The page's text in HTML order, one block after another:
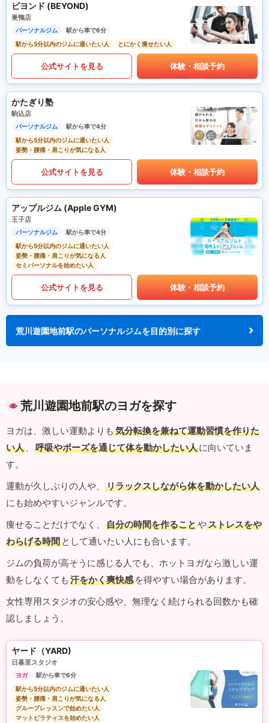
ビヨンド (BEYOND)
巣鴨店
パーソナルジム
駅から車で6分
駅から5分以内のジムに通いたい人
とにかく痩せたい人
公式サイトを見る 体験・相談予約
かたぎり塾
駒込店
パーソナルジム
駅から車で4分
駅から5分以内のジムに通いたい人
姿勢・腰痛・肩こりが気になる人
公式サイトを見る 体験・相談予約
アップルジム (Apple GYM)
王子店
パーソナルジム
駅から車で4分
駅から5分以内のジムに通いたい人
姿勢・腰痛・肩こりが気になる人
セミパーソナルを始めたい人
公式サイトを見る 体験・相談予約
荒川遊園地前駅のパーソナルジムを目的別に探す
荒川遊園地前駅のヨガを探す
ヨガは、激しい運動よりも 気分転換を兼ねて運動習慣を作りた
い人 、 呼吸やポーズを通じて体を動かしたい人に向いていま
す。
運動が久しぶりの人や、
リラックスしながら体を動かしたい人
にも始めやすいジャンルです。
痩せることだけでなく、
自分の時間を作ることやストレスをや
わらげる時間 として通いたい人にも合います。
ジムの負荷が高そうに感じる人でも、ホットヨガなら激しい運
動をしなくても 汗をかく爽快感 を得やすい場合があります。
女性専用スタジオの安心感や、無理なく続けられる回数かも確
認しましょう。
ヤード（YARD)
日暮里スタジオ
ヨガ
駅から車で6分
駅から5分以内のジムに通いたい人
姿勢・腰痛・肩こりが気になる人
グループレッスンで始めたい人
マットピラティスを始めたい人